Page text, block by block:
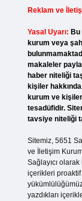
Reklam ve
Yasal Uyarı:
kurum veya
makaleler
haber niteliği
kişiler
kurum ve
tesadüfidir.
tavsiye niteliği
Sitemiz, 5651
ve İletişim
Sağlayıcı
içerikleri
yazdıkları